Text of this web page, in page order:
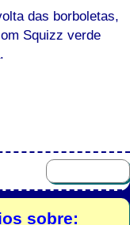
das borboletas,
Squizz verde
sobre: